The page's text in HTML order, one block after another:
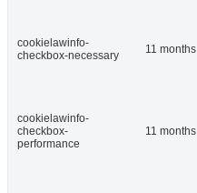
cookielawinfo-
checkbox-necessary
11 months
cookielawinfo-
checkbox-
performance
11 months